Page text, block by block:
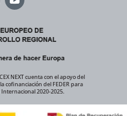
NEXT cuenta con el apoyo del
cofinanciación del FEDER para
2020-2025.